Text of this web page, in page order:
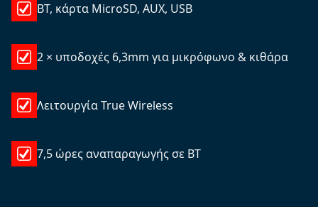
BT, κάρτα MicroSD, AUX, USB
2 × υποδοχές 6,3mm για μικρόφωνο & κιθάρα
Λειτουργία True Wireless
7,5 ώρες αναπαραγωγής σε BT